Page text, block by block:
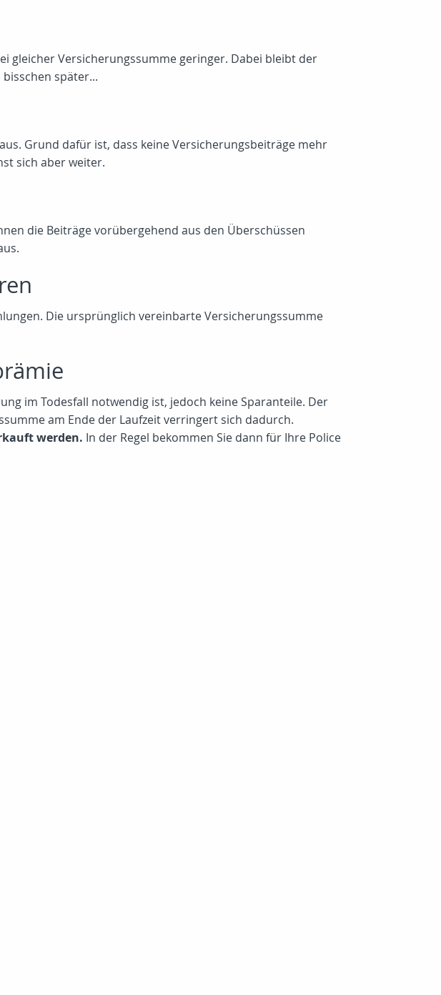
gleicher Versicherungssumme geringer. Dabei bleibt der
später...
Grund dafür ist, dass keine Versicherungsbeiträge mehr
sich aber weiter.
die Beiträge vorübergehend aus den Überschüssen
Die ursprünglich vereinbarte Versicherungssumme
im Todesfall notwendig ist, jedoch keine Sparanteile. Der
am Ende der Laufzeit verringert sich dadurch.
werden. In der Regel bekommen Sie dann für Ihre Police